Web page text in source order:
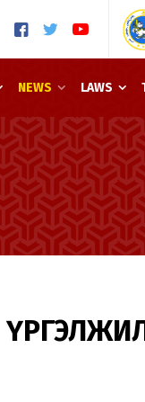
NEWS LAWS